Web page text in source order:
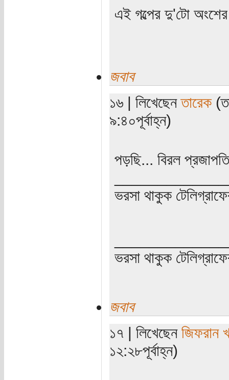
এই গল্পের দু'টো
জবাব
১৬ | লিখেছেনতারেক
৯:৪০পূর্বাহ্ন)
পড়ছি... বিরল
ভরসা থাকুক
ভরসা থাকুক
জবাব
১৭ | লিখেছেন জিফরান
১২:২৮পূর্বাহ্ন)